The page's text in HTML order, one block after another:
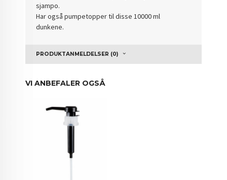
sjampo.
Har også pumpetopper til disse 10000 ml
dunkene.
PRODUKTANMELDELSER (0)
VI ANBEFALER OGSÅ